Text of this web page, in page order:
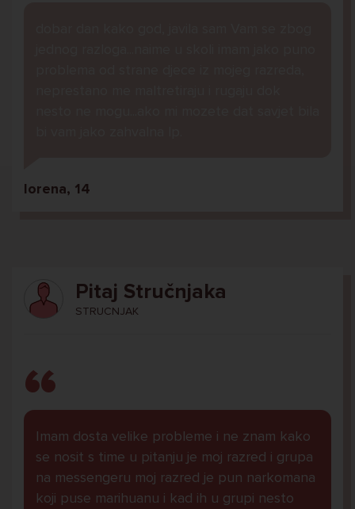
lorena, 14
Pitaj Stručnjaka
STRUCNJAK
Imam dosta velike probleme i ne znam kako
se nosit s time u pitanju je moj razred i grupa
na messengeru moj razred je pun narkomana
koji puse marihuanu i kad ih u grupi nesto